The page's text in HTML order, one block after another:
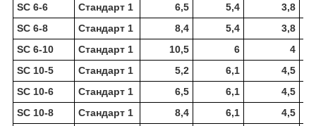
SC 6-6
Стандарт 1 6,5 5,4
3,8
SC 6-8
Стандарт 1 8,4 5,4
3,8
SC 6-10
Стандарт 1 10,5 6
4
SC 10-5
Стандарт 1 5,2 6,1
4,5
SC 10-6
Стандарт 1 6,5 6,1
4,5
SC 10-8
Стандарт 1 8,4 6,1
4,5